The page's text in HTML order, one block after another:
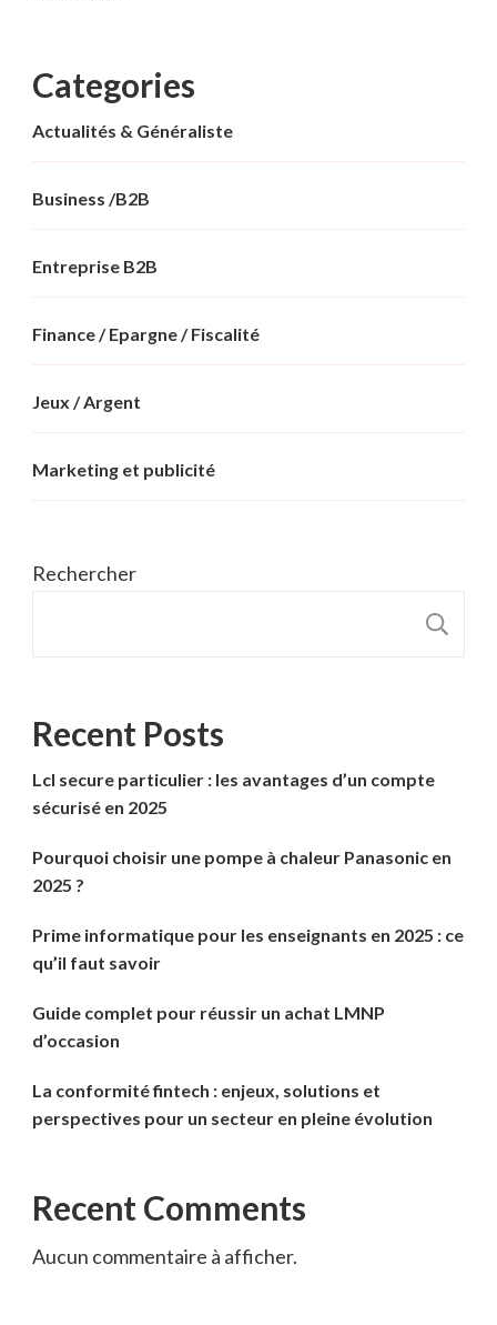
Categories
Actualités & Généraliste
Business /B2B
Entreprise B2B
Finance / Epargne / Fiscalité
Jeux / Argent
Marketing et publicité
Rechercher
Recent Posts
Lcl secure particulier : les avantages d’un compte
sécurisé en 2025
Pourquoi choisir une pompe à chaleur Panasonic en
2025 ?
Prime informatique pour les enseignants en 2025 : ce
qu’il faut savoir
Guide complet pour réussir un achat LMNP
d’occasion
La conformité fintech : enjeux, solutions et
perspectives pour un secteur en pleine évolution
Recent Comments
Aucun commentaire à afficher.